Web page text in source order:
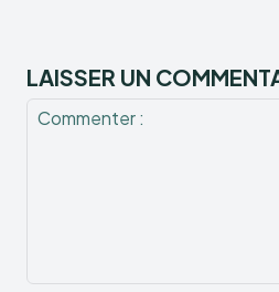
LAISSER UN